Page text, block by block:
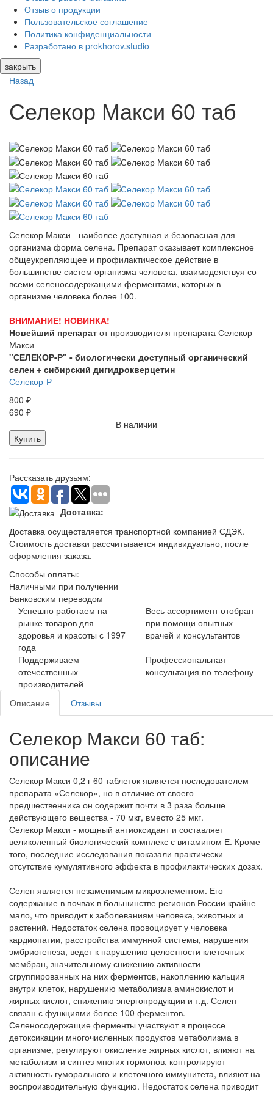
Отзыв о продукции
Пользовательское соглашение
Политика конфиденциальности
Разработано в prokhorov.studio
закрыть
Назад
Селекор Макси 60 таб
Селекор Макси - наиболее доступная и безопасная для
организма форма селена. Препарат оказывает комплексное
общеукрепляющее и профилактическое действие в
большинстве систем организма человека, взаимодеяствуя со
всеми селеносодержащими ферментами, которых в
организме человека более 100.
ВНИМАНИЕ! НОВИНКА!
Новейший препарат от производителя препарата Селекор
Макси
"СЕЛЕКОР-Р" - биологически доступный органический
селен + сибирский дигидрокверцетин
Селекор-Р
800 ₽
690 ₽
В наличии
Купить
Рассказать друзьям:
Доставка:
Доставка осуществляется транспортной компанией СДЭК.
Стоимость доставки рассчитывается индивидуально, после
оформления заказа.
Способы оплаты:
Наличными при получении
Банковским переводом
Успешно работаем на
рынке товаров для
здоровья и красоты с 1997
года
Весь ассортимент отобран
при помощи опытных
врачей и консультантов
Поддерживаем
отечественных
производителей
Профессиональная
консультация по телефону
Описание Отзывы
Селекор Макси 60 таб:
описание
Селекор Макси 0,2 г 60 таблеток является последователем
препарата «Селекор», но в отличие от своего
предшественника он содержит почти в 3 раза больше
действующего вещества - 70 мкг, вместо 25 мкг.
Селекор Макси - мощный антиоксидант и составляет
великолепный биологический комплекс с витамином Е. Кроме
того, последние исследования показали практически
отсутствие кумулятивного эффекта в профилактических дозах.
Селен является незаменимым микроэлементом. Его
содержание в почвах в большинстве регионов России крайне
мало, что приводит к заболеваниям человека, животных и
растений. Недостаток селена провоцирует у человека
кардиопатии, расстройства иммунной системы, нарушения
эмбриогенеза, ведет к нарушению целостности клеточных
мембран, значительному снижению активности
сгруппированных на них ферментов, накоплению кальция
внутри клеток, нарушению метаболизма аминокислот и
жирных кислот, снижению энергопродукции и т.д. Селен
связан с функциями более 100 ферментов.
Селеносодержащие ферменты участвуют в процессе
детоксикации многочисленных продуктов метаболизма в
организме, регулируют окисление жирных кислот, влияют на
метаболизм и синтез многих гормонов, контролируют
активность гуморального и клеточного иммунитета, влияют на
воспроизводительную функцию. Недостаток селена приводит